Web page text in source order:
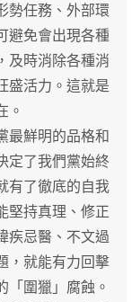
勢任務、外部環
避免會出現各種
及時消除各種消
盛活力。這就是
。
鮮明的品格和
定了我們黨始終
有了徹底的自我
堅持真理、修正
疾忌醫、不文過
，就能有力回擊
「圍獵」腐蝕。